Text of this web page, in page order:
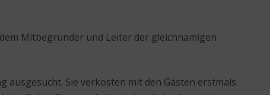
Mitbegründer und Leiter der gleichnamigen
Sie verkosten mit den Gästen erstmals